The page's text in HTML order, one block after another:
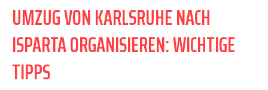
UMZUG VON KARLSRUHE NACH
ISPARTA ORGANISIEREN: WICHTIGE
TIPPS